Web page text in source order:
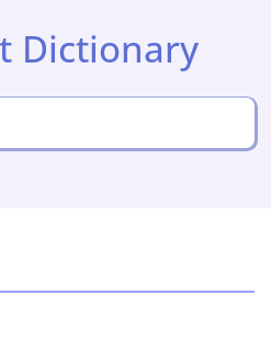
Dictionary